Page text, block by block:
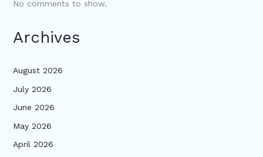
No comments to show.
Archives
August 2026
July 2026
June 2026
May 2026
April 2026